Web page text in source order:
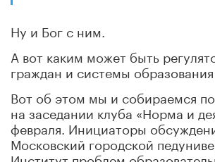
Ну и Бог с ним.
А вот каким может быть
граждан и системы
Вот об этом мы и собираемся
на заседании клуба «Норма и
февраля. Инициаторы
Московский городской